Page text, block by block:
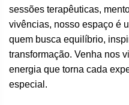
sessões terapêuticas,
vivências, nosso espaço é
quem busca equilíbrio,
transformação. Venha nos
energia que torna cada
especial.